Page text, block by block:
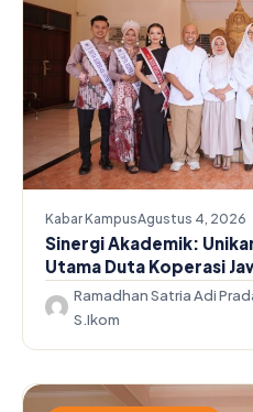
Kabar KampusAgustus 4, 2026
Sinergi Akademik:
Utama Duta Koperasi
Ramadhan Satria Adi
S.Ikom